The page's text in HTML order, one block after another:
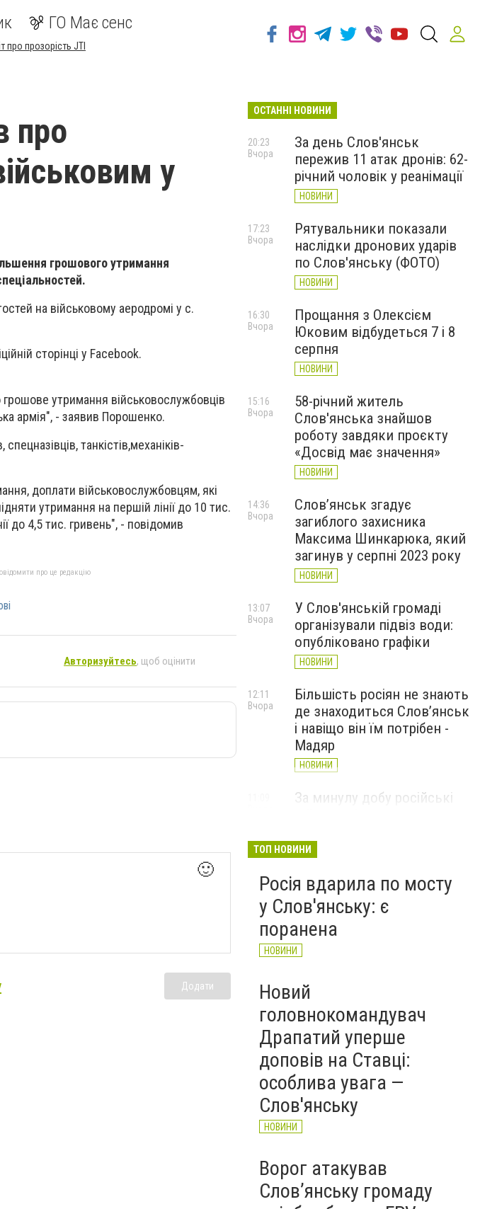
ГО Має сенс
про прозорість JTI
про
у
грошового утримання
на військовому аеродромі у с.
сторінці у Facebook.
утримання військовослужбовців
армія", - заявив Порошенко.
танкістів,механіків-
доплати військовослужбовцям, які
утримання на першій лінії до 10 тис.
до 4,5 тис. гривень", - повідомив
про це редакцію
Авторизуйтесь, щоб оцінити
🙂
Додати
ОСТАННІ НОВИНИ
За день Слов'янськ
пережив 11 атак дронів: 62-
річний чоловік у реанімації
НОВИНИ
20:23
Вчора
Рятувальники показали
наслідки дронових ударів
по Слов'янську (ФОТО)
НОВИНИ
17:23
Вчора
Прощання з Олексієм
Юковим відбудеться 7 і 8
серпня
НОВИНИ
16:30
Вчора
58-річний житель
Слов'янська знайшов
роботу завдяки проєкту
«Досвід має значення»
НОВИНИ
15:16
Вчора
Слов’янськ згадує
загиблого захисника
Максима Шинкарюка, який
загинув у серпні 2023 року
НОВИНИ
14:36
Вчора
У Слов'янській громаді
організували підвіз води:
опубліковано графіки
НОВИНИ
13:07
Вчора
Більшість росіян не знають
де знаходиться Слов’янськ
і навіщо він їм потрібен -
Мадяр
НОВИНИ
12:11
Вчора
За минулу добу російські
великої війни: 6 серпня
ТОП НОВИНИ
Росія вдарила по мосту
у Слов'янську: є
поранена
НОВИНИ
Новий
головнокомандувач
Драпатий уперше
доповів на Ставці:
особлива увага —
Слов'янську
НОВИНИ
Ворог атакував
Слов’янську громаду